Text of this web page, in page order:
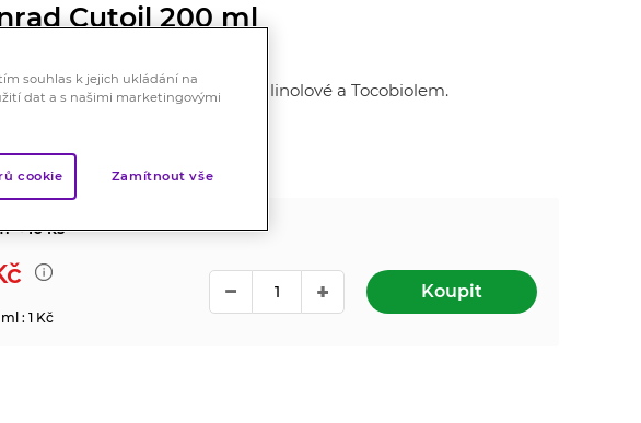
Cutoil 200 ml
s vysokým obsahem kyseliny linolové a Tocobiolem.
< 10 ks
: 1 Kč
Koupit
souhlas k jejich ukládání na
dat a s našimi marketingovými
cookie Zamítnout vše